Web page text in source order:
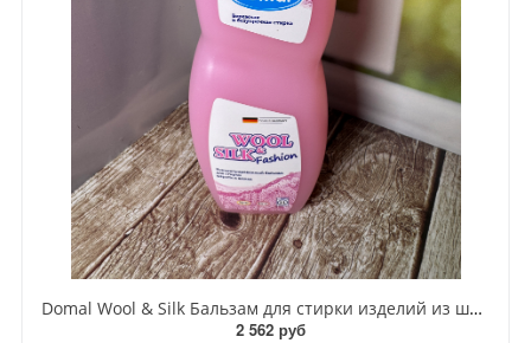
Domal Wool & Silk Бальзам для стирки изделий из шерсти и шелка 825 мл на 11 стирок
2 562 руб